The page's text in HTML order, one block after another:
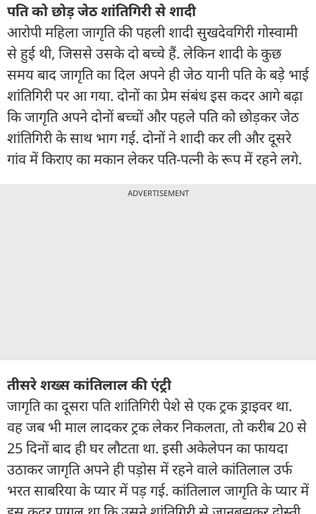
पति को छोड़ जेठ शांतिगिरी से शादी
आरोपी महिला जागृति की पहली शादी सुखदेवगिरी गोस्वामी
से हुई थी, जिससे उसके दो बच्चे हैं. लेकिन शादी के कुछ
समय बाद जागृति का दिल अपने ही जेठ यानी पति के बड़े भाई
शांतिगिरी पर आ गया. दोनों का प्रेम संबंध इस कदर आगे बढ़ा
कि जागृति अपने दोनों बच्चों और पहले पति को छोड़कर जेठ
शांतिगिरी के साथ भाग गई. दोनों ने शादी कर ली और दूसरे
गांव में किराए का मकान लेकर पति-पत्नी के रूप में रहने लगे.
ADVERTISEMENT
तीसरे शख्स कांतिलाल की एंट्री
जागृति का दूसरा पति शांतिगिरी पेशे से एक ट्रक ड्राइवर था.
वह जब भी माल लादकर ट्रक लेकर निकलता, तो करीब 20 से
25 दिनों बाद ही घर लौटता था. इसी अकेलेपन का फायदा
उठाकर जागृति अपने ही पड़ोस में रहने वाले कांतिलाल उर्फ
भरत साबरिया के प्यार में पड़ गई. कांतिलाल जागृति के प्यार में